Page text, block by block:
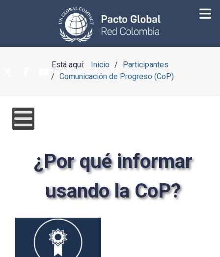
Está aquí: Inicio
Participantes
Comunicación de Progreso (CoP)
¿Por qué informar
usando la CoP?